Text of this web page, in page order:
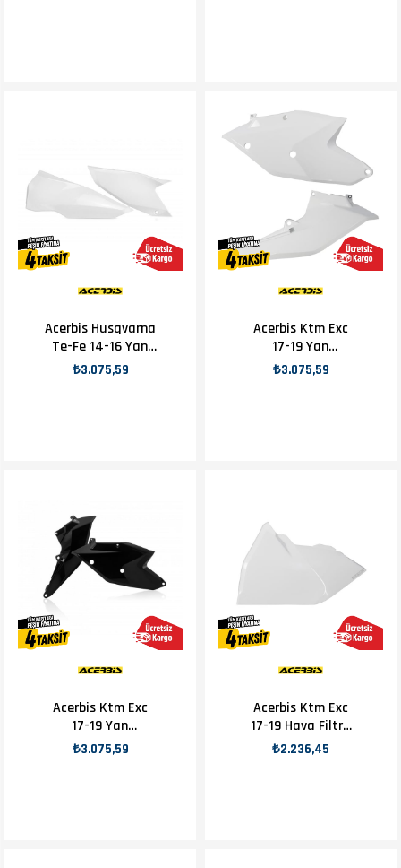
Acerbis Husqvarna
Te-Fe 14-16 Yan
Numaratör Beyaz
₺3.075,59
Acerbis Ktm Exc
17-19 Yan
Numaratör Beyaz
₺3.075,59
Acerbis Ktm Exc
17-19 Yan
Numaratör Siyah
₺3.075,59
Acerbis Ktm Exc
17-19 Hava Filtre
Kapağı Beyaz
₺2.236,45